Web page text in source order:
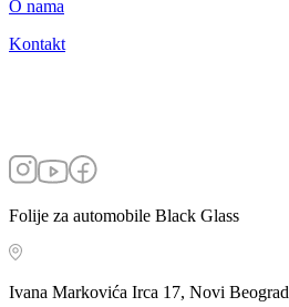
O nama
Kontakt
Folije za automobile Black Glass
Ivana Markovića Irca 17, Novi Beograd